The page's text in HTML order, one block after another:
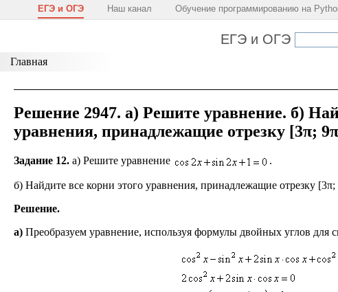
ЕГЭ и ОГЭ Наш канал Обучение программированию на
ЕГЭ и ОГЭ
Главная
Решение 2947. а) Решите уравнение. б)
уравнения, принадлежащие отрезку [3π;
Задание 12. а) Решите уравнение .
б) Найдите все корни этого уравнения, принадлежащие отрезку [3π;
Решение.
а) Преобразуем уравнение, используя формулы двойных углов для